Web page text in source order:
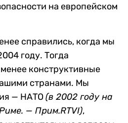
на европейском
справились, когда мы
году. Тогда
конструктивные
странами. Мы
— НАТО(в 2002 году на
— Прим.RTVI),